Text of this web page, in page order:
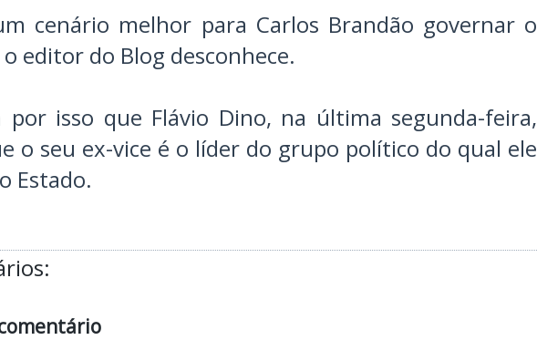
cenário melhor para Carlos Brandão governar o
editor do Blog desconhece.
por isso que Flávio Dino, na última segunda-feira,
o seu ex-vice é o líder do grupo político do qual ele
Estado.